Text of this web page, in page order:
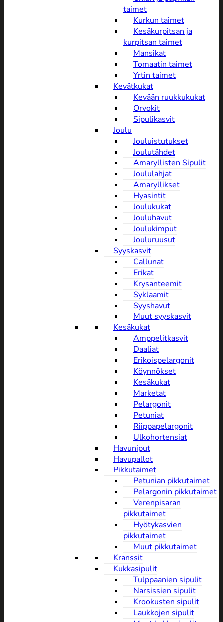
taimet
Kurkun taimet
Kesäkurpitsan ja
kurpitsan taimet
Mansikat
Tomaatin taimet
Yrtin taimet
Kevätkukat
Kevään ruukkukukat
Orvokit
Sipulikasvit
Joulu
Jouluistutukset
Joulutähdet
Amaryllisten Sipulit
Joululahjat
Amaryllikset
Hyasintit
Joulukukat
Jouluhavut
Joulukimput
Jouluruusut
Syyskasvit
Callunat
Erikat
Krysanteemit
Syklaamit
Syyshavut
Muut syyskasvit
Kesäkukat
Amppelitkasvit
Daaliat
Erikoispelargonit
Köynnökset
Kesäkukat
Marketat
Pelargonit
Petuniat
Riippapelargonit
Ulkohortensiat
Havuniput
Havupallot
Pikkutaimet
Petunian pikkutaimet
Pelargonin pikkutaimet
Verenpisaran
pikkutaimet
Hyötykasvien
pikkutaimet
Muut pikkutaimet
Kranssit
Kukkasipulit
Tulppaanien sipulit
Narsissien sipulit
Krookusten sipulit
Laukkojen sipulit